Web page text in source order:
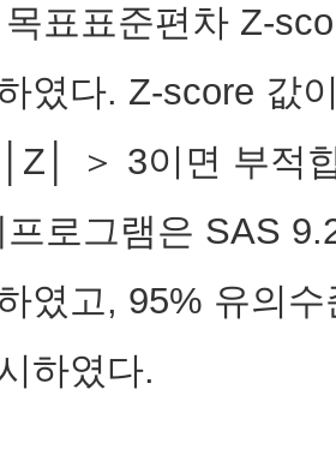
표표준편차 Z-
였다. Z-score 값
＞ 3이면 부적
로그램은 SAS
였고, 95% 유의
하였다.